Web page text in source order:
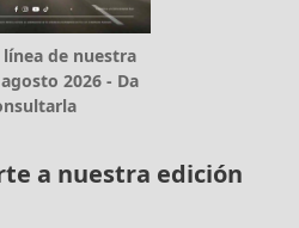
de nuestra
2026 - Da
a nuestra edición